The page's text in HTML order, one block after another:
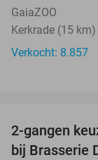
GaiaZOO
Kerkrade (15 km)
Verkocht: 8.857
2-gangen
bij Brasserie